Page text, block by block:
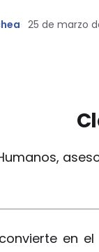
25 de marzo
en